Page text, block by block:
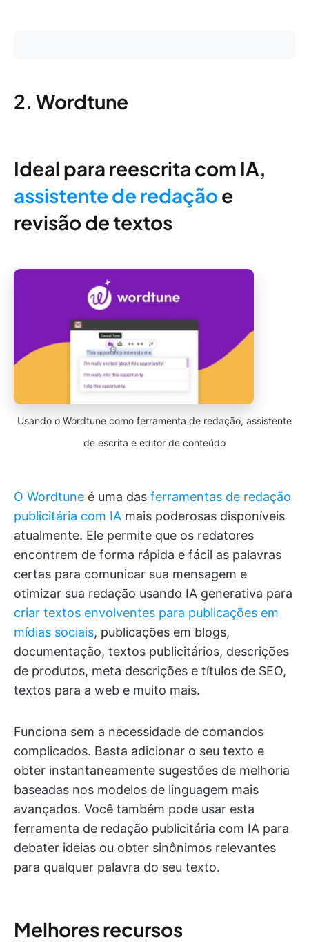
2. Wordtune
Ideal para reescrita com IA,
assistente de redação e
revisão de textos
Usando o Wordtune como ferramenta de redação, assistente
de escrita e editor de conteúdo
O Wordtune é uma das ferramentas de redação
publicitária com IA mais poderosas disponíveis
atualmente. Ele permite que os redatores
encontrem de forma rápida e fácil as palavras
certas para comunicar sua mensagem e
otimizar sua redação usando IA generativa para
criar textos envolventes para publicações em
mídias sociais, publicações em blogs,
documentação, textos publicitários, descrições
de produtos, meta descrições e títulos de SEO,
textos para a web e muito mais.
Funciona sem a necessidade de comandos
complicados. Basta adicionar o seu texto e
obter instantaneamente sugestões de melhoria
baseadas nos modelos de linguagem mais
avançados. Você também pode usar esta
ferramenta de redação publicitária com IA para
debater ideias ou obter sinônimos relevantes
para qualquer palavra do seu texto.
Melhores recursos